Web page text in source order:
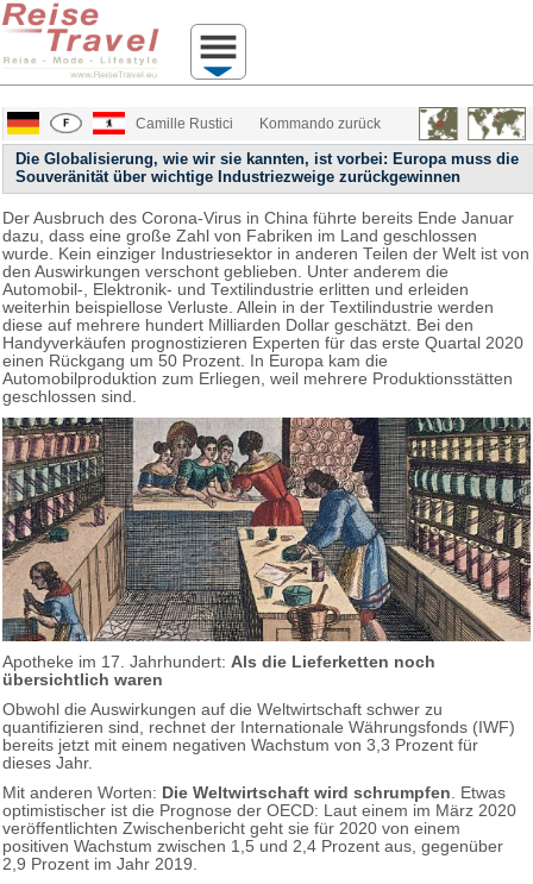
Camille Rustici Kommando zurück
Die Globalisierung, wie wir sie kannten, ist vorbei: Europa muss die
Souveränität über wichtige Industriezweige zurückgewinnen
Der Ausbruch des Corona-Virus in China führte bereits Ende Januar
dazu, dass eine große Zahl von Fabriken im Land geschlossen
wurde. Kein einziger Industriesektor in anderen Teilen der Welt ist von
den Auswirkungen verschont geblieben. Unter anderem die
Automobil-, Elektronik- und Textilindustrie erlitten und erleiden
weiterhin beispiellose Verluste. Allein in der Textilindustrie werden
diese auf mehrere hundert Milliarden Dollar geschätzt. Bei den
Handyverkäufen prognostizieren Experten für das erste Quartal 2020
einen Rückgang um 50 Prozent. In Europa kam die
Automobilproduktion zum Erliegen, weil mehrere Produktionsstätten
geschlossen sind.
Apotheke im 17. Jahrhundert: Als die Lieferketten noch
übersichtlich waren
Obwohl die Auswirkungen auf die Weltwirtschaft schwer zu
quantifizieren sind, rechnet der Internationale Währungsfonds (IWF)
bereits jetzt mit einem negativen Wachstum von 3,3 Prozent für
dieses Jahr.
Mit anderen Worten: Die Weltwirtschaft wird schrumpfen. Etwas
optimistischer ist die Prognose der OECD: Laut einem im März 2020
veröffentlichten Zwischenbericht geht sie für 2020 von einem
positiven Wachstum zwischen 1,5 und 2,4 Prozent aus, gegenüber
2,9 Prozent im Jahr 2019.